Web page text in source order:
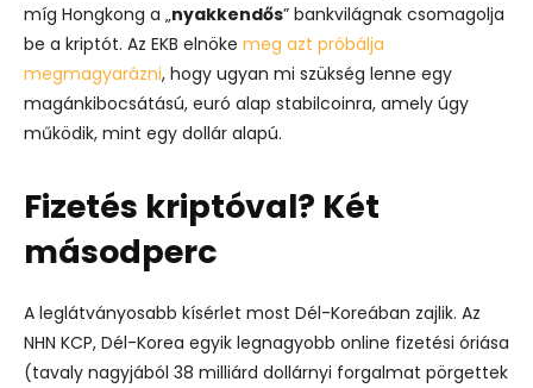
míg Hongkong a „nyakkendős” bankvilágnak csomagolja
be a kriptót. Az EKB elnöke meg azt próbálja
megmagyarázni, hogy ugyan mi szükség lenne egy
magánkibocsátású, euró alap stabilcoinra, amely úgy
működik, mint egy dollár alapú.
Fizetés kriptóval? Két
másodperc
A leglátványosabb kísérlet most Dél-Koreában zajlik. Az
NHN KCP, Dél-Korea egyik legnagyobb online fizetési óriása
(tavaly nagyjából 38 milliárd dollárnyi forgalmat pörgettek